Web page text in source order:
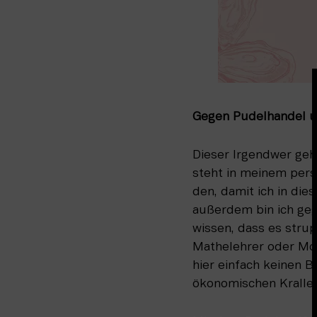
Gegen Pudelhandel
Dieser Irgendwer
steht in meinem
den, damit ich in
außerdem bin ich
wissen, dass es
Mathelehrer oder
hier einfach keinen
ökonomischen Kralle